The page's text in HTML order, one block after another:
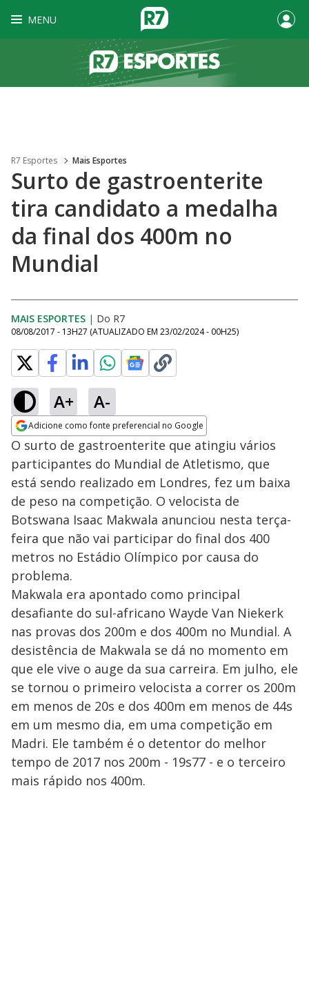
MENU
R7 Esportes Mais Esportes
Surto de gastroenterite
tira candidato a medalha
da final dos 400m no
Mundial
MAIS ESPORTES | Do R7
08/08/2017 - 13H27 (ATUALIZADO EM 23/02/2024 - 00H25)
A+ A-
Adicione como fonte preferencial no Google
Opens in new window
O surto de gastroenterite que atingiu vários
participantes do Mundial de Atletismo, que
está sendo realizado em Londres, fez um baixa
de peso na competição. O velocista de
Botswana Isaac Makwala anunciou nesta terça-
feira que não vai participar do final dos 400
metros no Estádio Olímpico por causa do
problema.
Makwala era apontado como principal
desafiante do sul-africano Wayde Van Niekerk
nas provas dos 200m e dos 400m no Mundial. A
desistência de Makwala se dá no momento em
que ele vive o auge da sua carreira. Em julho, ele
se tornou o primeiro velocista a correr os 200m
em menos de 20s e dos 400m em menos de 44s
em um mesmo dia, em uma competição em
Madri. Ele também é o detentor do melhor
tempo de 2017 nos 200m - 19s77 - e o terceiro
mais rápido nos 400m.